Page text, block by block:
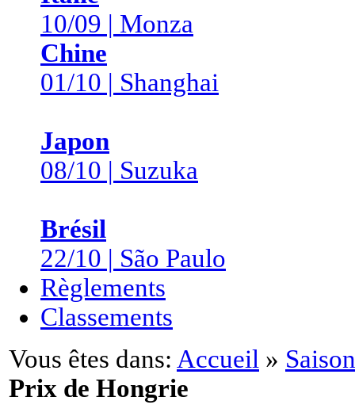
10/09 | Monza
Chine
01/10 | Shanghai
Japon
08/10 | Suzuka
Brésil
22/10 | São Paulo
Règlements
Classements
Vous êtes dans: Accueil »
Prix de Hongrie